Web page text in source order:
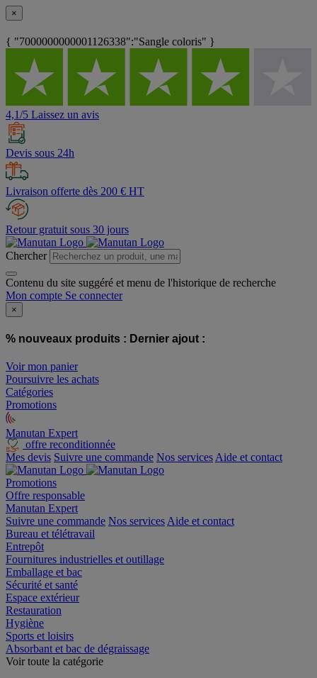
×
{ "7000000000001126338":"Sangle coloris" }
4,1/5 Laissez un avis
Devis sous 24h
Livraison offerte dès 200 € HT
Retour gratuit sous 30 jours
Chercher
Contenu du site suggéré et menu de l'historique de recherche
Mon compte Se connecter
×
% nouveaux produits : Dernier ajout :
Voir mon panier
Poursuivre les achats
Catégories
Promotions
Manutan Expert
offre reconditionnée
Mes devis Suivre une commande Nos services Aide et contact
Promotions
Offre responsable
Manutan Expert
Suivre une commande Nos services Aide et contact
Bureau et télétravail
Entrepôt
Fournitures industrielles et outillage
Emballage et bac
Sécurité et santé
Espace extérieur
Restauration
Hygiène
Sports et loisirs
Absorbant et bac de dégraissage
Voir toute la catégorie